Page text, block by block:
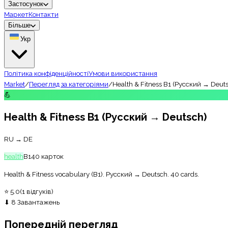
Застосунок
МаркетКонтакти
Більше
Укр
Політика конфіденційностіУмови використання
Market/Перегляд за категоріями/Health & Fitness B1 (Русский →
💪
Health & Fitness B1 (Русский → Deutsch)
RU → DE
healthB140 карток
Health & Fitness vocabulary (B1). Русский → Deutsch. 40 cards.
⭐5.0(1 відгуків)
⬇ 8 Завантажень
Попередній перегляд